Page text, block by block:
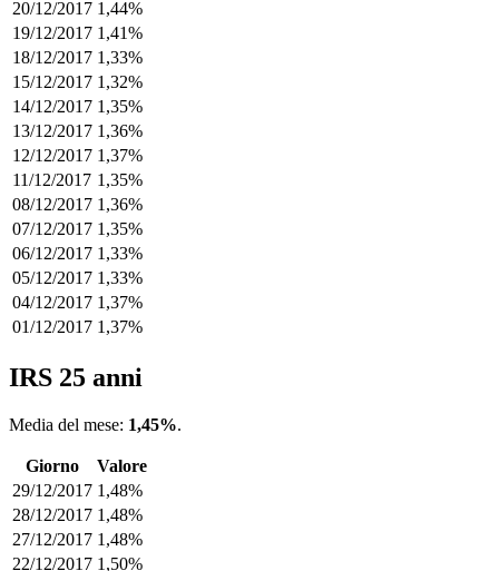
20/12/2017 1,44%
19/12/2017 1,41%
18/12/2017 1,33%
15/12/2017 1,32%
14/12/2017 1,35%
13/12/2017 1,36%
12/12/2017 1,37%
11/12/2017 1,35%
08/12/2017 1,36%
07/12/2017 1,35%
06/12/2017 1,33%
05/12/2017 1,33%
04/12/2017 1,37%
01/12/2017 1,37%
IRS 25 anni
Media del mese: 1,45%.
Giorno
Valore
29/12/2017 1,48%
28/12/2017 1,48%
27/12/2017 1,48%
22/12/2017 1,50%